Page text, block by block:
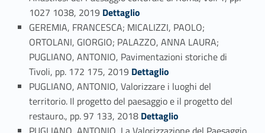
1027 1038, 2019 Link identifier #identifier_person_17917-63
Dettaglio
GEREMIA, FRANCESCA; MICALIZZI, PAOLO;
ORTOLANI, GIORGIO; PALAZZO, ANNA LAURA;
PUGLIANO, ANTONIO, Pavimentazioni storiche di
Tivoli, pp. 172 175, 2019 Link identifier #identifier_person_80873-64
Dettaglio
PUGLIANO, ANTONIO, Valorizzare i luoghi del
territorio. Il progetto del paesaggio e il progetto del
restauro., pp. 97 133, 2018 Link identifier #identifier_person_111680-65
Dettaglio